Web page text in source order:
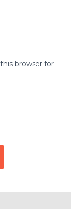
browser for